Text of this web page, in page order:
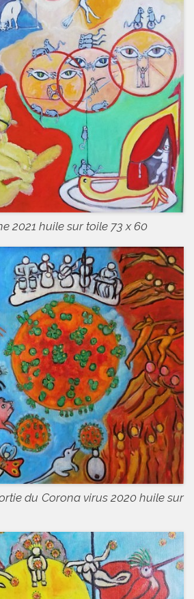
2021 huile sur toile 73 x 60
du Corona virus 2020 huile sur